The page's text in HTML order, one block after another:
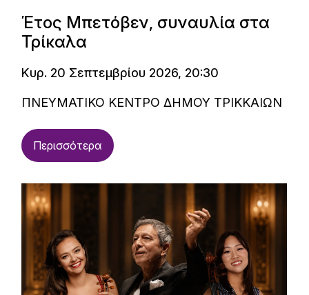
Έτος Μπετόβεν, συναυλία στα
Τρίκαλα
Κυρ. 20 Σεπτεμβρίου 2026, 20:30
ΠΝΕΥΜΑΤΙΚΟ ΚΕΝΤΡΟ ΔΗΜΟΥ ΤΡΙΚΚΑΙΩΝ
Περισσότερα